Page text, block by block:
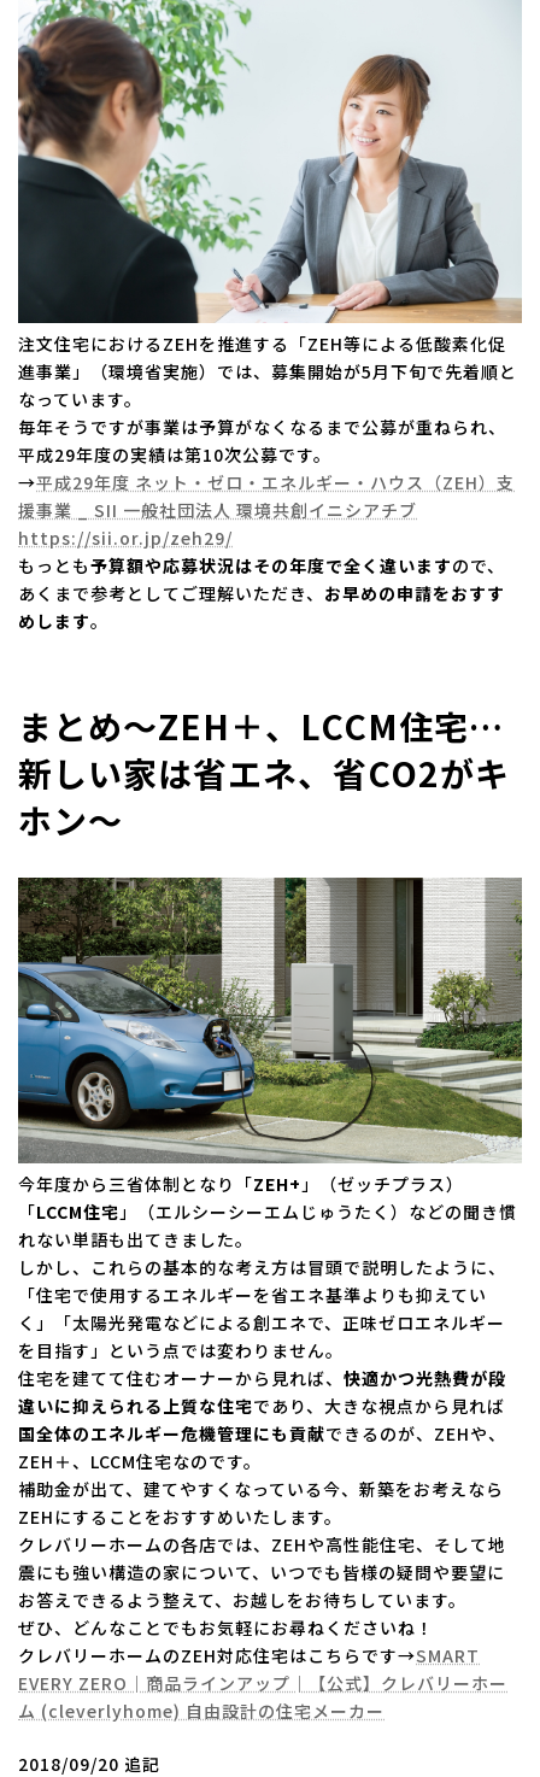
注文住宅におけるZEHを推進する「ZEH等による低酸素化促
進事業」（環境省実施）では、募集開始が5月下旬で先着順と
なっています。
毎年そうですが事業は予算がなくなるまで公募が重ねられ、
平成29年度の実績は第10次公募です。
→平成29年度 ネット・ゼロ・エネルギー・ハウス（ZEH）支
援事業 _ SII 一般社団法人 環境共創イニシアチブ
https://sii.or.jp/zeh29/
もっとも予算額や応募状況はその年度で全く違いますので、
あくまで参考としてご理解いただき、 お早めの申請をおすす
めします。
まとめ～ZEH＋、LCCM住宅…
新しい家は省エネ、省CO2がキ
ホン～
今年度から三省体制となり「ZEH+ 」（ゼッチプラス）
「LCCM住宅 」（エルシーシーエムじゅうたく）などの聞き慣
れない単語も出てきました。
しかし、これらの基本的な考え方は冒頭で説明したように、
「住宅で使用するエネルギーを省エネ基準よりも抑えてい
く」「太陽光発電などによる創エネで、正味ゼロエネルギー
を目指す」という点では変わりません。
住宅を建てて住むオーナーから見れば、 快適かつ光熱費が段
違いに抑えられる上質な住宅であり、大きな視点から見れば
国全体のエネルギー危機管理にも貢献できるのが、ZEHや、
ZEH＋、LCCM住宅なのです。
補助金が出て、建てやすくなっている今、新築をお考えなら
ZEHにすることをおすすめいたします。
クレバリーホームの各店では、ZEHや高性能住宅、そして地
震にも強い構造の家について、いつでも皆様の疑問や要望に
お答えできるよう整えて、お越しをお待ちしています。
ぜひ、どんなことでもお気軽にお尋ねくださいね！
クレバリーホームのZEH対応住宅はこちらです→SMART
EVERY ZERO│商品ラインアップ│【公式】クレバリーホー
ム (cleverlyhome) 自由設計の住宅メーカー
2018/09/20 追記